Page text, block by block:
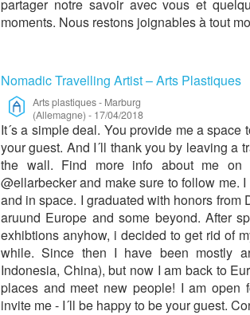
partager notre savoir avec vous et
moments. Nous restons joignables à tout
Nomadic Travelling Artist – Arts Plastiques
Arts plastiques- Marburg
(Allemagne) - 17/04/2018
It´s a simple deal. You provide me a
your guest. And I´ll thank you by leaving a
the wall. Find more info about me on
@ellarbecker and make sure to follow me.
and in space. I graduated with honors
aruund Europe and some beyond. After
exhibtions anyhow, i decided to get rid of
while. Since then I have been mostly
Indonesia, China), but now I am back to
places and meet new people! I am open
invite me - I´ll be happy to be your guest.